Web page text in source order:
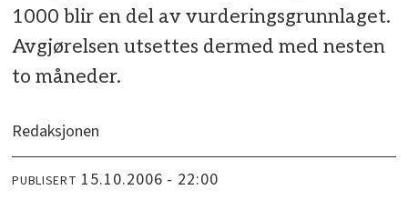
1000 blir en del av vurderingsgrunnlaget.
Avgjørelsen utsettes dermed med nesten
to måneder.
Redaksjonen
PUBLISERT 15.10.2006 - 22:00